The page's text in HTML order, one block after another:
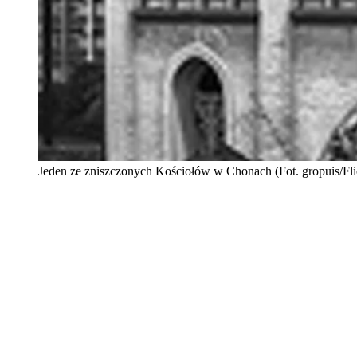
Jeden ze zniszczonych Kościołów w Chonach (Fot. gropuis/